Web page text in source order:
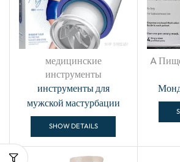
медицинские
инструменты
инструменты для
мужской мастурбации
SHOW DETAILS
A